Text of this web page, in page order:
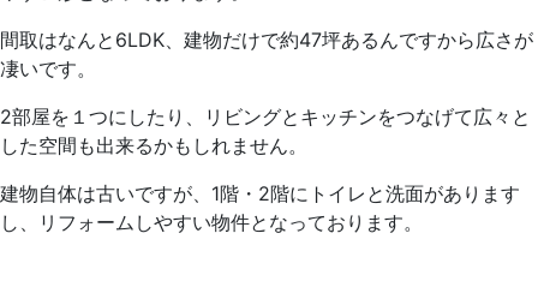
間取はなんと6LDK、建物だけで約47坪あるんですから広さが
凄いです。
2部屋を１つにしたり、リビングとキッチンをつなげて広々と
した空間も出来るかもしれません。
建物自体は古いですが、1階・2階にトイレと洗面があります
し、リフォームしやすい物件となっております。